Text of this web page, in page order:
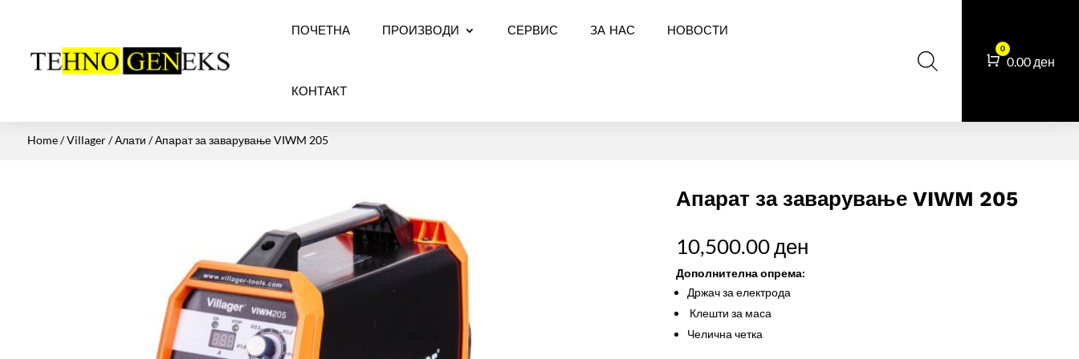
ПОЧЕТНА ПРОИЗВОДИ СЕРВИС ЗА НАС НОВОСТИ
КОНТАКТ
Cart
0
0.00 ден
Home/Villager/Алати / Апарат за заварување VIWM 205
Апарат за заварување VIWM 205
10,500.00ден
Дополнителна опрема:
Држач за електрода
Клешти за маса
Челична четка